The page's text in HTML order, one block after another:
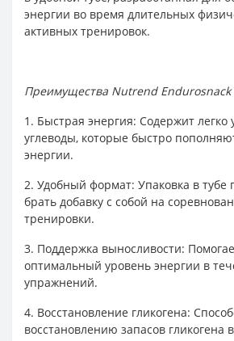
энергии во время длительных
активных тренировок.
Преимущества Nutrend Endurosnack
1. Быстрая энергия: Содержит легко
углеводы, которые быстро
энергии.
2. Удобный формат: Упаковка в тубе
брать добавку с собой на
тренировки.
3. Поддержка выносливости:
оптимальный уровень энергии в
упражнений.
4. Восстановление гликогена:
восстановлению запасов гликогена